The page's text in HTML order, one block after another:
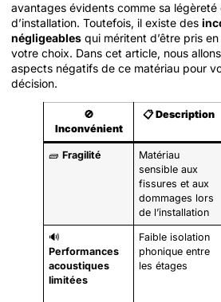
avantages évidents comme sa légèreté
d’installation. Toutefois, il existe des
négligeables qui méritent d’être pris
votre choix. Dans cet article, nous
aspects négatifs de ce matériau pour
décision.
🚫
Inconvénient
📋Description
🧱Fragilité
Matériau
sensible aux
fissures et aux
dommages lors
de l’installation
🔊
Performances
acoustiques
limitées
Faible isolation
phonique entre
les étages